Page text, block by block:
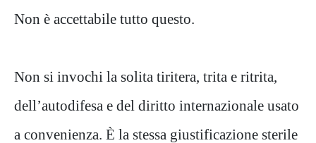
Non è accettabile tutto questo.
Non si invochi la solita tiritera, trita e ritrita,
dell’autodifesa e del diritto internazionale usato
a convenienza. È la stessa giustificazione sterile